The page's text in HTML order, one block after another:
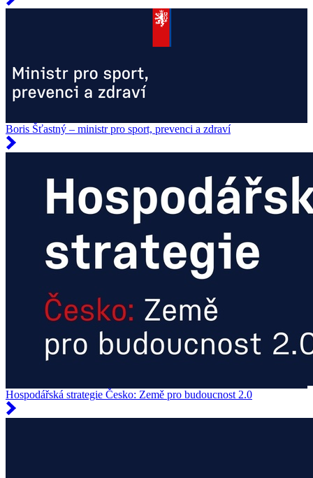
Boris Šťastný – ministr pro sport, prevenci a zdraví
Hospodářská strategie Česko: Země pro budoucnost 2.0